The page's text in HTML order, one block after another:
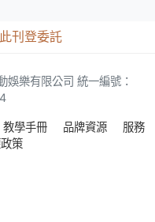
刊登委託
樂有限公司 統一編號：
教學手冊 品牌資源
服務
策